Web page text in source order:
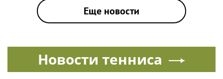
Еще новости
Новости тенниса